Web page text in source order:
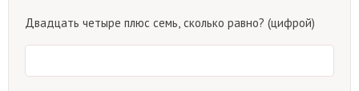
Двадцать четыре плюс семь, сколько равно? (цифрой)